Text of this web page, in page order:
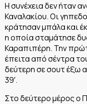
Η συνέχεια δεν ήταν
Καναλακίου. Οι
κράτησαν μπάλα και
η οποία σταμάτησε
Καραπιπέρη. Την
έπειτα από σέντρα
δεύτερη σε σουτ έξω
39′.
Στο δεύτερο μέρος ο